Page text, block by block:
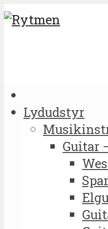
Lydudstyr
Guitar